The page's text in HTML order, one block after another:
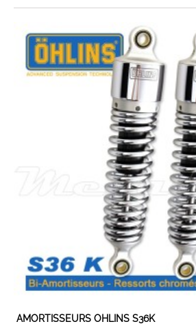
AMORTISSEURS OHLINS S36K